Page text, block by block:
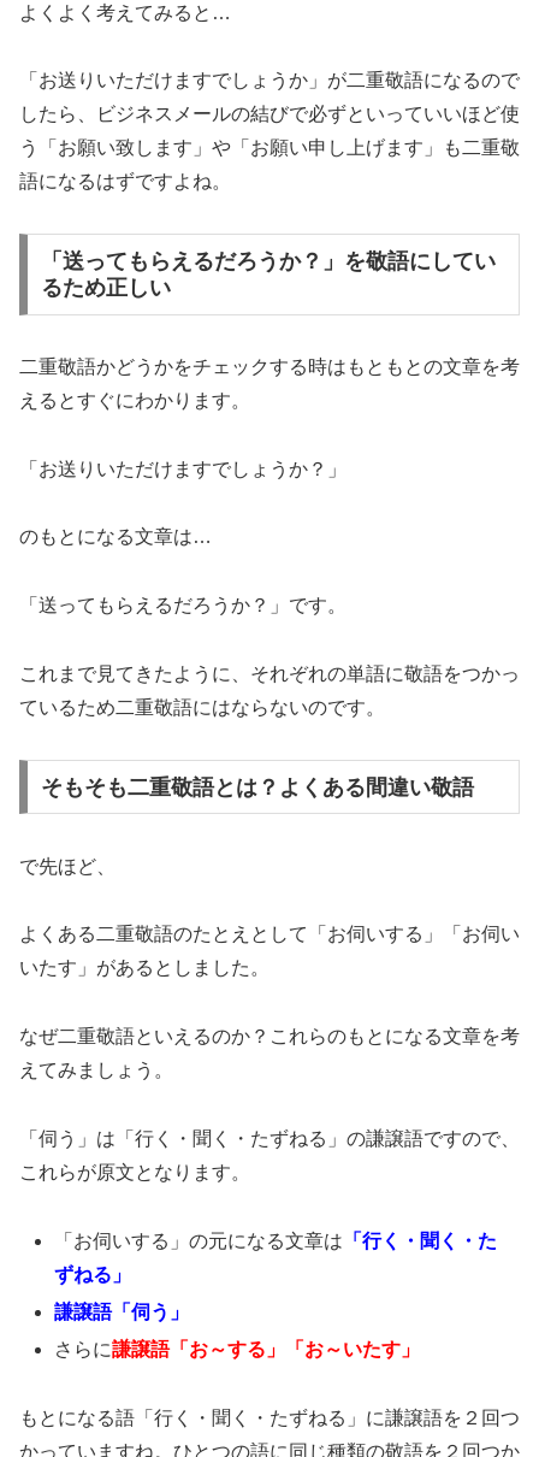
よくよく考えてみると…
「お送りいただけますでしょうか」が二重敬語になるので
したら、ビジネスメールの結びで必ずといっていいほど使
う「お願い致します」や「お願い申し上げます」も二重敬
語になるはずですよね。
「送ってもらえるだろうか？」を敬語にしてい
るため正しい
二重敬語かどうかをチェックする時はもともとの文章を考
えるとすぐにわかります。
「お送りいただけますでしょうか？」
のもとになる文章は…
「送ってもらえるだろうか？」です。
これまで見てきたように、それぞれの単語に敬語をつかっ
ているため二重敬語にはならないのです。
そもそも二重敬語とは？よくある間違い敬語
で先ほど、
よくある二重敬語のたとえとして「お伺いする」「お伺い
いたす」があるとしました。
なぜ二重敬語といえるのか？これらのもとになる文章を考
えてみましょう。
「伺う」は「行く・聞く・たずねる」の謙譲語ですので、
これらが原文となります。
「お伺いする」の元になる文章は 「行く・聞く・た
ずねる」
謙譲語「伺う」
さらに謙譲語「お～する」「お～いたす」
もとになる語「行く・聞く・たずねる」に謙譲語を２回つ
かっていますね。ひとつの語に同じ種類の敬語を２回つか